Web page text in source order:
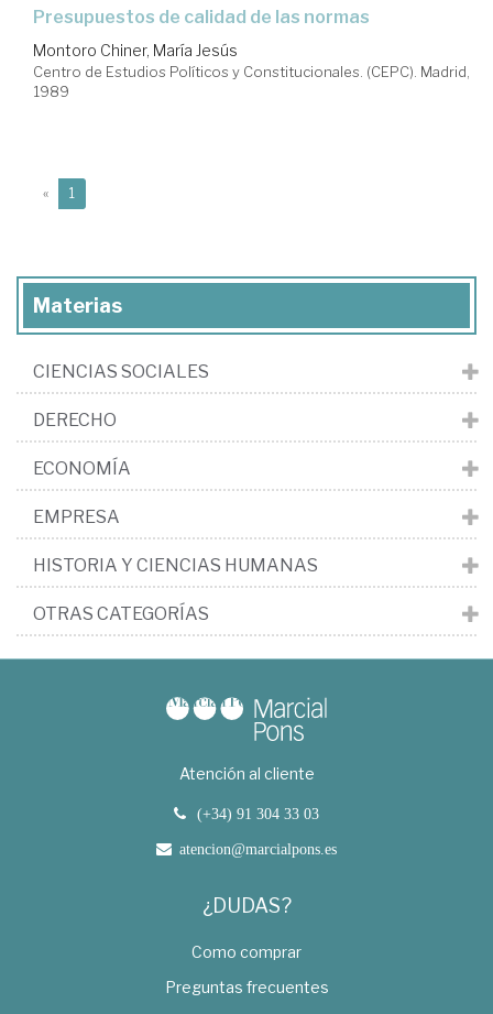
presupuestos de calidad de las normas
Montoro Chiner, María Jesús
Centro de Estudios Políticos y Constitucionales. (CEPC). Madrid,
1989
« 1
Materias
CIENCIAS SOCIALES
DERECHO
ECONOMÍA
EMPRESA
HISTORIA Y CIENCIAS HUMANAS
OTRAS CATEGORÍAS
Atención al cliente
(+34) 91 304 33 03
atencion@marcialpons.es
¿DUDAS?
Como comprar
Preguntas frecuentes